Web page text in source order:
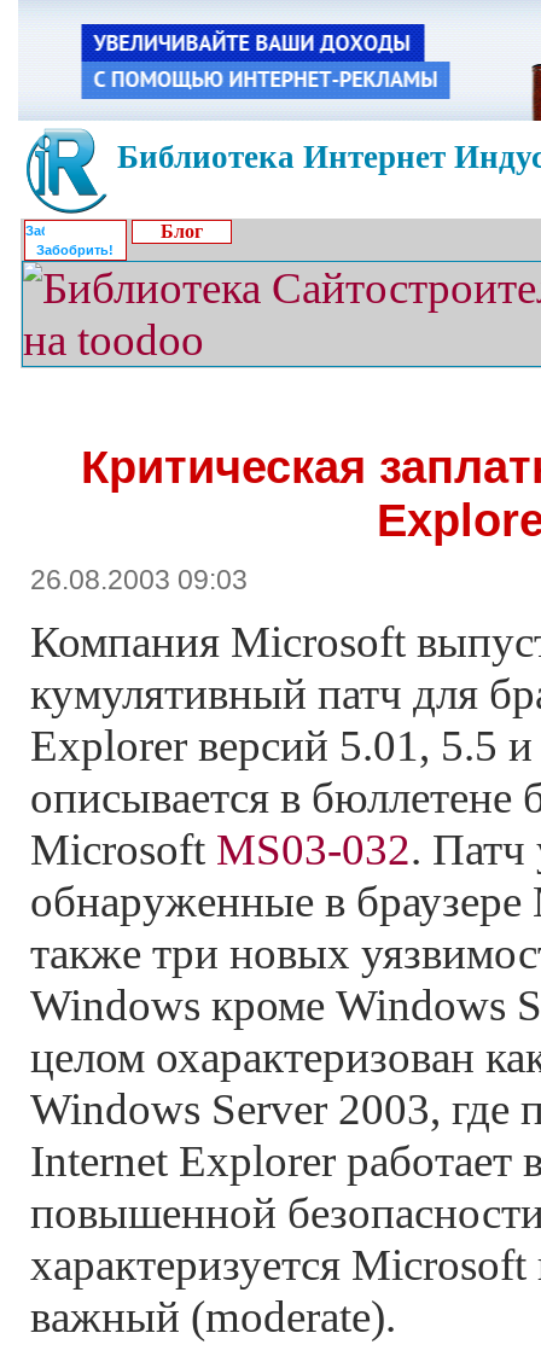
Библиотека Интернет
Забобрить!
Блог
Критическая
26.08.2003 09:03
Компания Microsoft
кумулятивный патч для
Explorer версий 5.01, 5.5
описывается в бюллетене
Microsoft MS03-032. Патч
обнаруженные в
также три новых
Windows кроме Windows
целом охарактеризован
Windows Server 2003, где
Internet Explorer работает
повышенной
характеризуется
важный (moderate).